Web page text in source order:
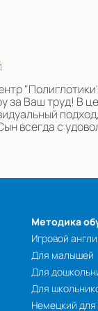
за Ваш труд! В
всегда с
Методика
Игровой
Для малышей
Для
Для
Немецкий для